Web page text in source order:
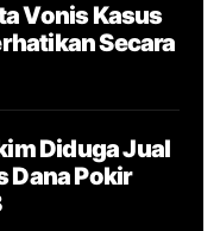
Vonis Kasus
Secara
Diduga Jual
Dana Pokir